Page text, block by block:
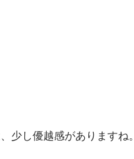
少し優越感がありますね。